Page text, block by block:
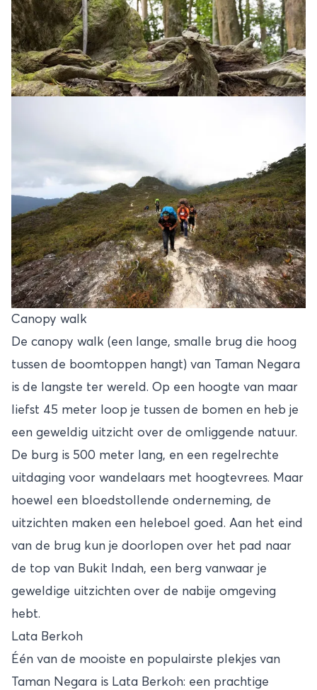
Canopy walk
De canopy walk (een lange, smalle brug die hoog
tussen de boomtoppen hangt) van Taman Negara
is de langste ter wereld. Op een hoogte van maar
liefst 45 meter loop je tussen de bomen en heb je
een geweldig uitzicht over de omliggende natuur.
De burg is 500 meter lang, en een regelrechte
uitdaging voor wandelaars met hoogtevrees. Maar
hoewel een bloedstollende onderneming, de
uitzichten maken een heleboel goed. Aan het eind
van de brug kun je doorlopen over het pad naar
de top van Bukit Indah, een berg vanwaar je
geweldige uitzichten over de nabije omgeving
hebt.
Lata Berkoh
Één van de mooiste en populairste plekjes van
Taman Negara is Lata Berkoh: een prachtige